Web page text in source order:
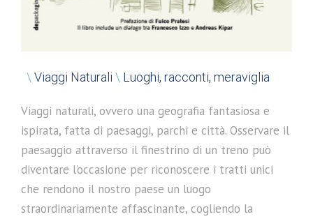
\ Viaggi Naturali \ Luoghi, racconti, meraviglia
Viaggi naturali, ovvero una geografia fantasiosa e
ispirata, fatta di paesaggi, parchi e città. Osservare il
paesaggio attraverso il finestrino di un treno può
diventare l’occasione per riconoscere i tratti unici
che rendono il nostro paese un luogo
straordinariamente affascinante, cogliendo la